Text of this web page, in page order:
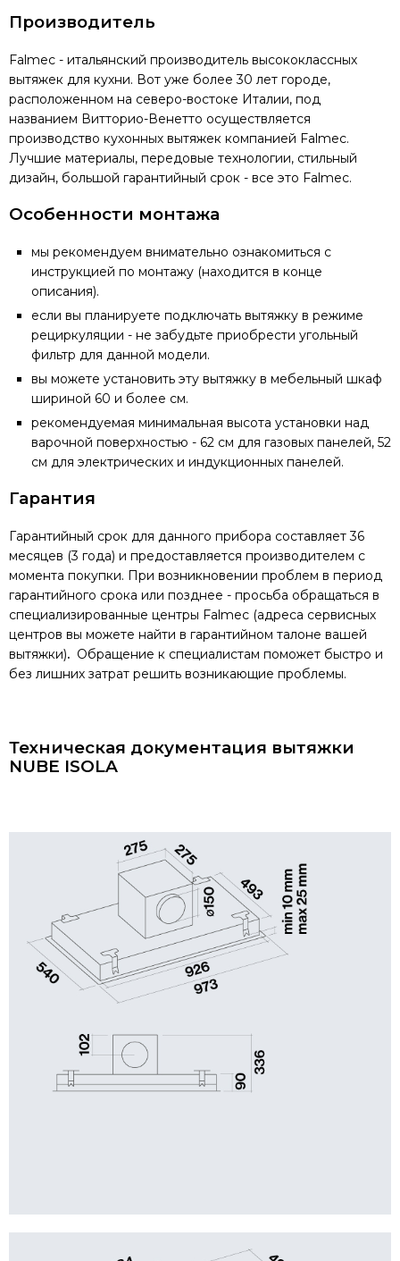
Производитель
Falmec - итальянский производитель высококлассных
вытяжек для кухни. Вот уже более 30 лет городе,
расположенном на северо-востоке Италии, под
названием Витторио-Венетто осуществляется
производство кухонных вытяжек компанией Falmec.
Лучшие материалы, передовые технологии, стильный
дизайн, большой гарантийный срок - все это Falmec.
Особенности монтажа
мы рекомендуем внимательно ознакомиться с
инструкцией по монтажу (находится в конце
описания).
если вы планируете подключать вытяжку в режиме
рециркуляции - не забудьте приобрести угольный
фильтр для данной модели.
вы можете установить эту вытяжку в мебельный шкаф
шириной 60 и более см.
рекомендуемая минимальная высота установки над
варочной поверхностью - 62 см для газовых панелей, 52
см для электрических и индукционных панелей.
Гарантия
Гарантийный срок для данного прибора составляет 36
месяцев (3 года) и предоставляется производителем с
момента покупки. При возникновении проблем в период
гарантийного срока или позднее - просьба обращаться в
специализированные центры Falmec (адреса сервисных
центров вы можете найти в гарантийном талоне вашей
вытяжки). Обращение к специалистам поможет быстро и
без лишних затрат решить возникающие проблемы.
Техническая документация вытяжки
NUBE ISOLA